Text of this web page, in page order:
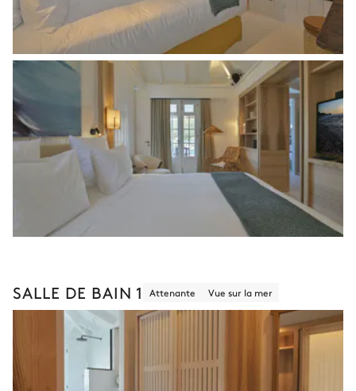
SALLE DE BAIN 1 Attenante Vue sur la mer